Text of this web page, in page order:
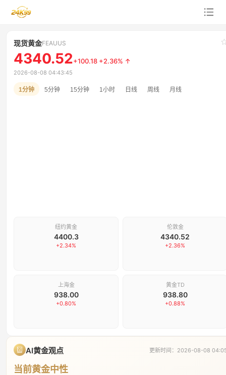
24K99 — 快人一步看黄金
现货黄金FEAUUS
4340.52+100.18 +2.36% ↑
2026-08-08 04:43:45
1分钟 5分钟 15分钟 1小时 日线 周线 月线
纽约黄金
4400.3
+2.34%
伦敦金
4340.52
+2.36%
上海金
938.00
+0.80%
黄金TD
938.80
+0.88%
AI黄金观点 更新时间： 2026-08-08
当前黄金中性